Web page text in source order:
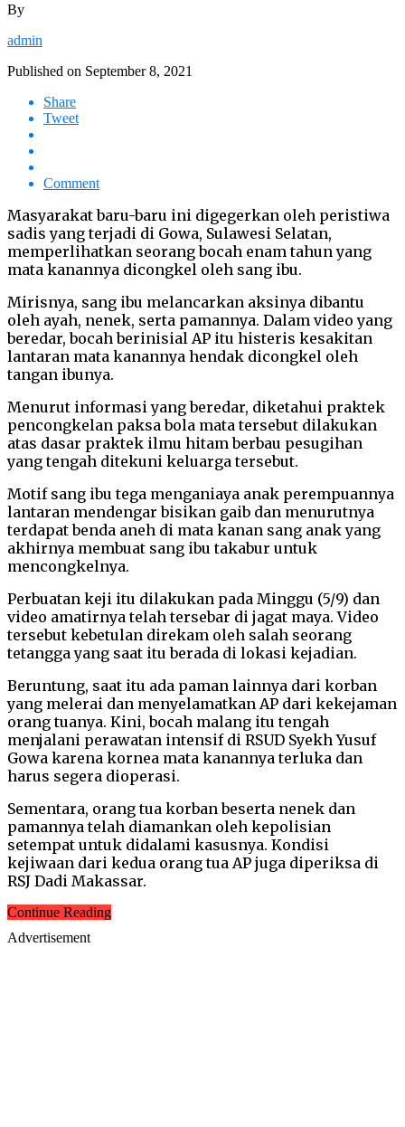
By
admin
Published on September 8, 2021
Share
Tweet
Comment
Masyarakat baru-baru ini digegerkan oleh peristiwa
sadis yang terjadi di Gowa, Sulawesi Selatan,
memperlihatkan seorang bocah enam tahun yang
mata kanannya dicongkel oleh sang ibu.
Mirisnya, sang ibu melancarkan aksinya dibantu
oleh ayah, nenek, serta pamannya. Dalam video yang
beredar, bocah berinisial AP itu histeris kesakitan
lantaran mata kanannya hendak dicongkel oleh
tangan ibunya.
Menurut informasi yang beredar, diketahui praktek
pencongkelan paksa bola mata tersebut dilakukan
atas dasar praktek ilmu hitam berbau pesugihan
yang tengah ditekuni keluarga tersebut.
Motif sang ibu tega menganiaya anak perempuannya
lantaran mendengar bisikan gaib dan menurutnya
terdapat benda aneh di mata kanan sang anak yang
akhirnya membuat sang ibu takabur untuk
mencongkelnya.
Perbuatan keji itu dilakukan pada Minggu (5/9) dan
video amatirnya telah tersebar di jagat maya. Video
tersebut kebetulan direkam oleh salah seorang
tetangga yang saat itu berada di lokasi kejadian.
Beruntung, saat itu ada paman lainnya dari korban
yang melerai dan menyelamatkan AP dari kekejaman
orang tuanya. Kini, bocah malang itu tengah
menjalani perawatan intensif di RSUD Syekh Yusuf
Gowa karena kornea mata kanannya terluka dan
harus segera dioperasi.
Sementara, orang tua korban beserta nenek dan
pamannya telah diamankan oleh kepolisian
setempat untuk didalami kasusnya. Kondisi
kejiwaan dari kedua orang tua AP juga diperiksa di
RSJ Dadi Makassar.
Continue Reading
Advertisement